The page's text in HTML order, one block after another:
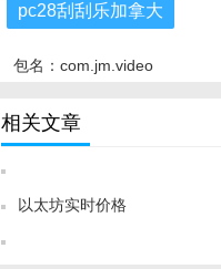
pc28刮刮乐加拿大
包名：com.jm.video
相关文章
以太坊实时价格